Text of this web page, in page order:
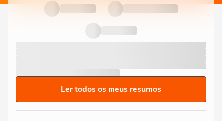
Ler todos os meus resumos